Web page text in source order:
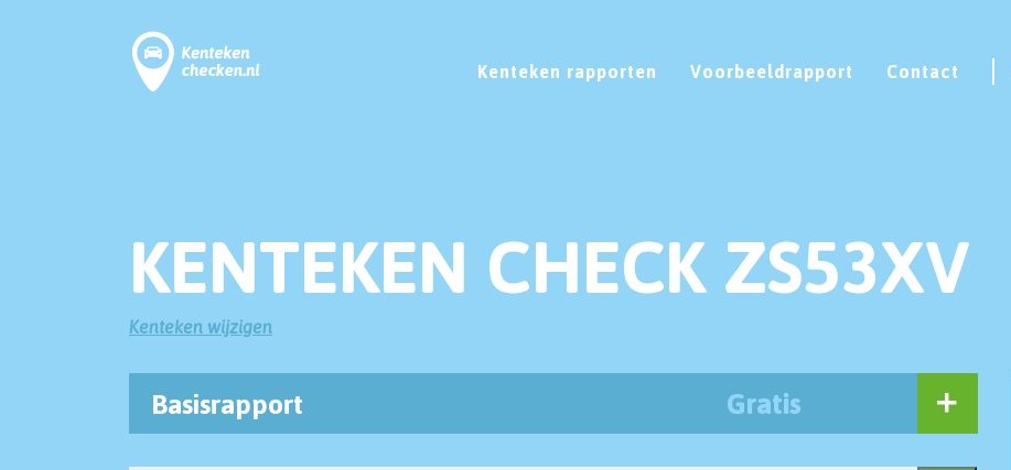
Kenteken rapporten Voorbeeldrapport Contact
KENTEKEN CHECK ZS53XV
Kenteken wijzigen
Basisrapport Gratis